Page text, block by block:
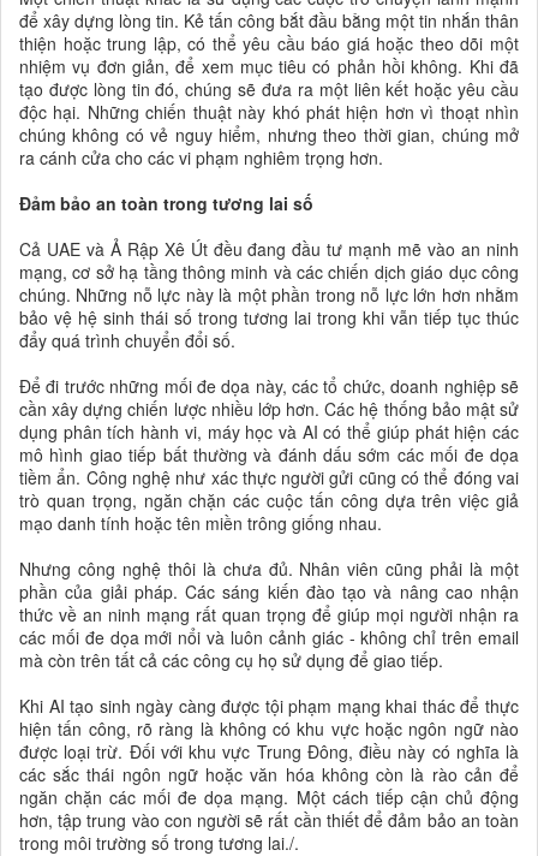
để xây dựng lòng tin. Kẻ tấn công bắt đầu bằng một tin nhắn thân
thiện hoặc trung lập, có thể yêu cầu báo giá hoặc theo dõi một
nhiệm vụ đơn giản, để xem mục tiêu có phản hồi không. Khi đã
tạo được lòng tin đó, chúng sẽ đưa ra một liên kết hoặc yêu cầu
độc hại. Những chiến thuật này khó phát hiện hơn vì thoạt nhìn
chúng không có vẻ nguy hiểm, nhưng theo thời gian, chúng mở
ra cánh cửa cho các vi phạm nghiêm trọng hơn.
Đảm bảo an toàn trong tương lai số
Cả UAE và Ả Rập Xê Út đều đang đầu tư mạnh mẽ vào an ninh
mạng, cơ sở hạ tầng thông minh và các chiến dịch giáo dục công
chúng. Những nỗ lực này là một phần trong nỗ lực lớn hơn nhằm
bảo vệ hệ sinh thái số trong tương lai trong khi vẫn tiếp tục thúc
đẩy quá trình chuyển đổi số.
Để đi trước những mối đe dọa này, các tổ chức, doanh nghiệp sẽ
cần xây dựng chiến lược nhiều lớp hơn. Các hệ thống bảo mật sử
dụng phân tích hành vi, máy học và AI có thể giúp phát hiện các
mô hình giao tiếp bất thường và đánh dấu sớm các mối đe dọa
tiềm ẩn. Công nghệ như xác thực người gửi cũng có thể đóng vai
trò quan trọng, ngăn chặn các cuộc tấn công dựa trên việc giả
mạo danh tính hoặc tên miền trông giống nhau.
Nhưng công nghệ thôi là chưa đủ. Nhân viên cũng phải là một
phần của giải pháp. Các sáng kiến ​​đào tạo và nâng cao nhận
thức về an ninh mạng rất quan trọng để giúp mọi người nhận ra
các mối đe dọa mới nổi và luôn cảnh giác - không chỉ trên email
mà còn trên tất cả các công cụ họ sử dụng để giao tiếp.
Khi AI tạo sinh ngày càng được tội phạm mạng khai thác để thực
hiện tấn công, rõ ràng là không có khu vực hoặc ngôn ngữ nào
được loại trừ. Đối với khu vực Trung Đông, điều này có nghĩa là
các sắc thái ngôn ngữ hoặc văn hóa không còn là rào cản để
ngăn chặn các mối đe dọa mạng. Một cách tiếp cận chủ động
hơn, tập trung vào con người sẽ rất cần thiết để đảm bảo an toàn
trong môi trường số trong tương lai./.